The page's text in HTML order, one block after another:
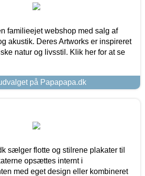
familieejet webshop med salg af
akustik. Deres Artworks er inspireret
natur og livsstil. Klik her for at se
på Papapapa.dk
sælger flotte og stilrene plakater til
opsættes internt i
med eget design eller kombineret